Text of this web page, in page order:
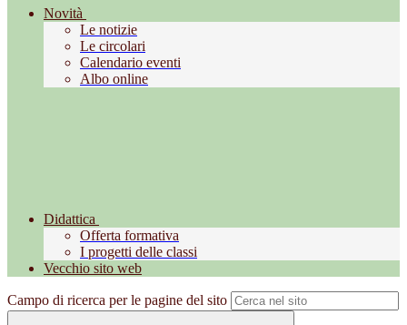
Novità
Le notizie
Le circolari
Calendario eventi
Albo online
Didattica
Offerta formativa
I progetti delle classi
Vecchio sito web
Campo di ricerca per le pagine del sito